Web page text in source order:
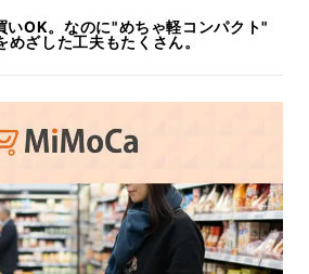
いOK。なのに"めちゃ軽コンパクト"
ざした工夫もたくさん。